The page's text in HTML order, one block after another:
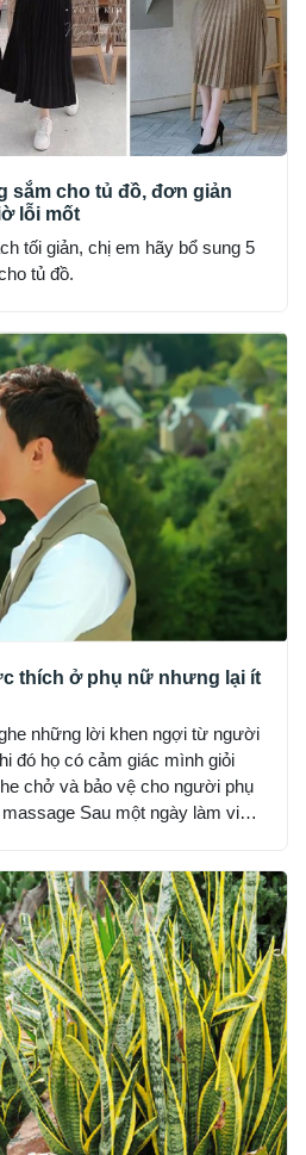
sắm cho tủ đồ, đơn giản
lỗi mốt
tối giản, chị em hãy bổ sung 5
tủ đồ.
thích ở phụ nữ nhưng lại ít
những lời khen ngợi từ người
đó họ có cảm giác mình giỏi
chở và bảo vệ cho người phụ
Sau một ngày làm việc